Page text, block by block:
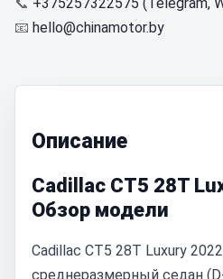
📧 hello@chinamotor.by
Описание
Cadillac CT5 28T
Обзор модели
Cadillac CT5 28T Luxury
среднеразмерный седан